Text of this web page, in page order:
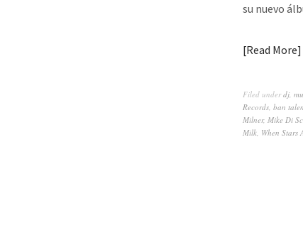
su nuevo
Read More
Filed underdj,
Records, ban
Milner, Mike Di
Milk, When Stars